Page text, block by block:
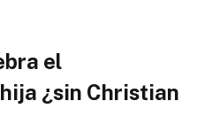
el
¿sin Christian